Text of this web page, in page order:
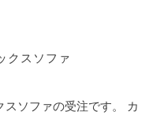
クスソファ
ソファの受注です。 カ